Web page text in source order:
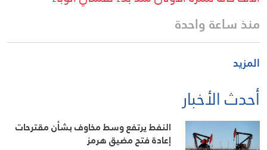
منذ ساعة واحدة
المزيد
أحدث الأخبار
النفط يرتفع وسط مخاوف بشأن مقترحات
إعادة فتح مضيق هرمز